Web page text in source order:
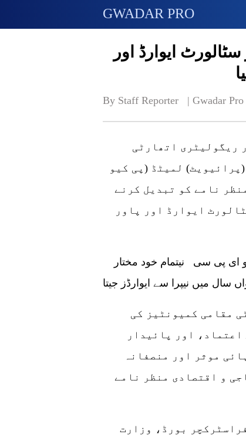
GWADAR PRO
ایوارڈ اور
By Staff Reporter   | Gwadar Pro
ریگولیٹری اتھارٹی
لمیٹڈ (پی کیو
نامے کو تبدیل کرنے
ایوارڈ اور پاور
پی سی نیتمام خود مختار
مقامی کمیونٹیز کی
اور پائیدار
موثر اور منصفانہ
و اقتصادی منظر نامے
بورڈ، وزارت